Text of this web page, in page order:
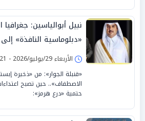
نبيل أبوالياسين:
«دبلوماسية النافذة»
السيادي» حين تصبح
الأربعاء 29/يوليو/2026 - 05:21 م
«قنبلة الجوار»: من «ذخيرة
الاصطفاف».. حين تصبح
حتمية «درع هرمز»: